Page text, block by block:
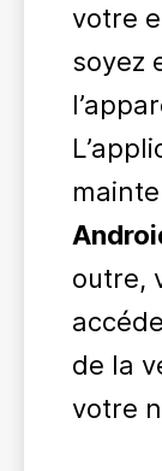
votre
soyez
outre,
de la
votre